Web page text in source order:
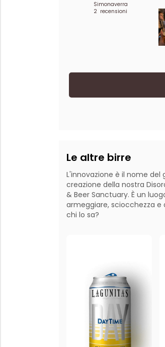
Simonaverra
2 recensioni
Le altre birre
L'innovazione è il nome
creazione della nostra
& Beer Sanctuary. È un
armeggiare, sciocchezza e
chi lo sa?